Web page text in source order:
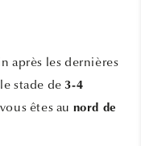
après les dernières
stade de3-4
êtes au nord de